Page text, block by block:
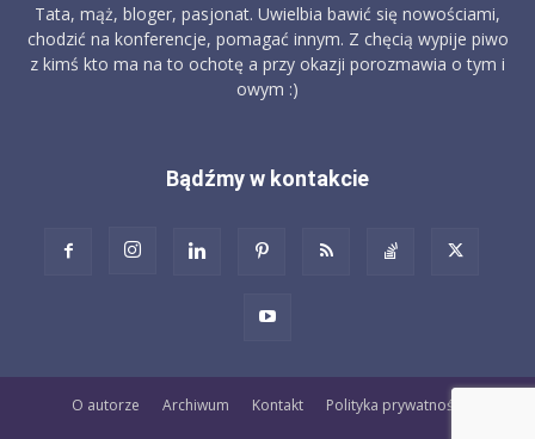
Tata, mąż, bloger, pasjonat. Uwielbia bawić się nowościami,
chodzić na konferencje, pomagać innym. Z chęcią wypije piwo
z kimś kto ma na to ochotę a przy okazji porozmawia o tym i
owym :)
Bądźmy w kontakcie
O autorze Archiwum Kontakt Polityka prywatności